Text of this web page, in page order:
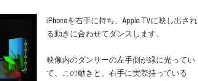
iPhoneを右手に持ち、Apple TVに映し出され
る動きに合わせてダンスします。
映像内のダンサーの左手側が緑に光ってい
て、この動きと、右手に実際持っている